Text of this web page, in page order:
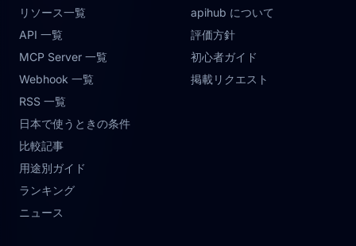
リソース一覧
API 一覧
MCP Server 一覧
Webhook 一覧
RSS 一覧
日本で使うときの条件
比較記事
用途別ガイド
ランキング
ニュース
apihub について
評価方針
初心者ガイド
掲載リクエスト